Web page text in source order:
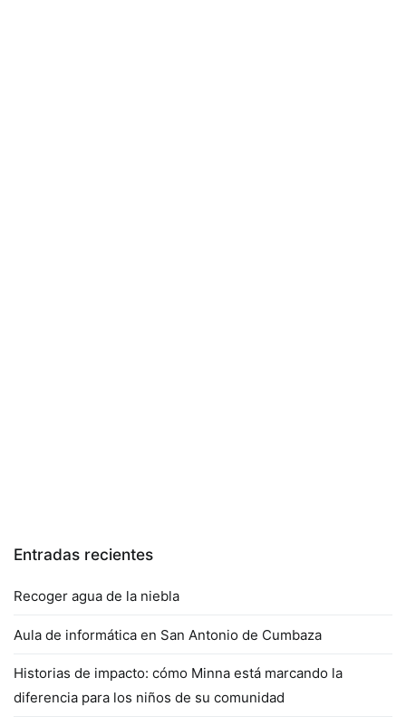
Entradas recientes
Recoger agua de la niebla
Aula de informática en San Antonio de Cumbaza
Historias de impacto: cómo Minna está marcando la
diferencia para los niños de su comunidad